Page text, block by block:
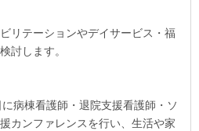
リテーションやデイサービス・福
討します。
病棟看護師・退院支援看護師・ソ
カンファレンスを行い、生活や家